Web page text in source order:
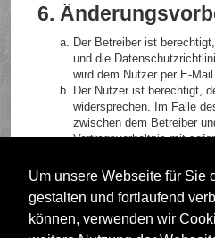
Um unsere Webseite für Sie
gestalten und fortlaufend
können, verwenden wir
6.
Der Betreiber ist
und die
wird dem Nutzer per E-
Der Nutzer ist berechtigt,
widersprechen. Im Falle
zwischen dem Betreiber
Vertragsverhältnis mit
Die Änderungen gelten
wenn der Nutzer den
Informationen über den Umgang
Daten sind in der